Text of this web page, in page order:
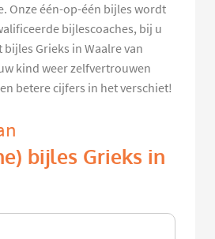
Onze één-op-één bijles wordt
bijlescoaches, bij u
Grieks in Waalre van
kind weer zelfvertrouwen
betere cijfers in het verschiet!
bijles Grieks in